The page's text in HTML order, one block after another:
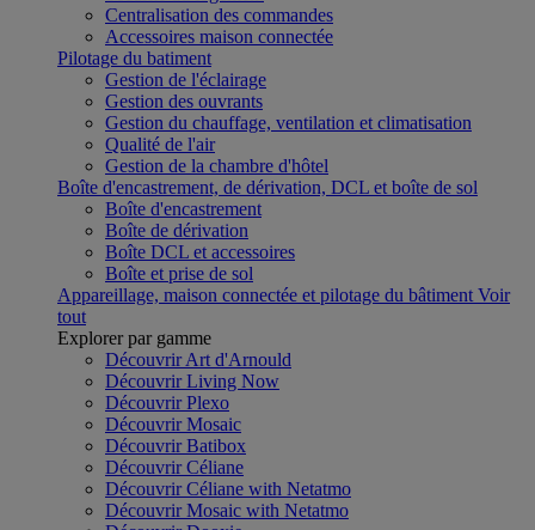
Centralisation des commandes
Accessoires maison connectée
Pilotage du batiment
Gestion de l'éclairage
Gestion des ouvrants
Gestion du chauffage, ventilation et climatisation
Qualité de l'air
Gestion de la chambre d'hôtel
Boîte d'encastrement, de dérivation, DCL et boîte de sol
Boîte d'encastrement
Boîte de dérivation
Boîte DCL et accessoires
Boîte et prise de sol
Appareillage, maison connectée et pilotage du bâtiment Voir
tout
Explorer par gamme
Découvrir Art d'Arnould
Découvrir Living Now
Découvrir Plexo
Découvrir Mosaic
Découvrir Batibox
Découvrir Céliane
Découvrir Céliane with Netatmo
Découvrir Mosaic with Netatmo